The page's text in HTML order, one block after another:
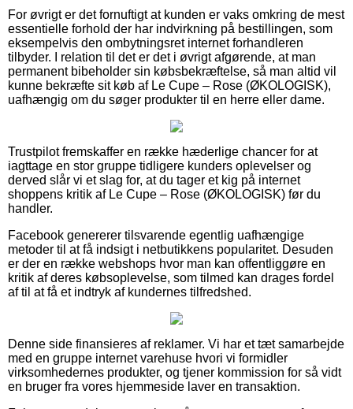
For øvrigt er det fornuftigt at kunden er vaks omkring de mest
essentielle forhold der har indvirkning på bestillingen, som
eksempelvis den ombytningsret internet forhandleren
tilbyder. I relation til det er det i øvrigt afgørende, at man
permanent bibeholder sin købsbekræftelse, så man altid vil
kunne bekræfte sit køb af Le Cupe – Rose (ØKOLOGISK),
uafhængig om du søger produkter til en herre eller dame.
Trustpilot fremskaffer en række hæderlige chancer for at
iagttage en stor gruppe tidligere kunders oplevelser og
derved slår vi et slag for, at du tager et kig på internet
shoppens kritik af Le Cupe – Rose (ØKOLOGISK) før du
handler.
Facebook genererer tilsvarende egentlig uafhængige
metoder til at få indsigt i netbutikkens popularitet. Desuden
er der en række webshops hvor man kan offentliggøre en
kritik af deres købsoplevelse, som tilmed kan drages fordel
af til at få et indtryk af kundernes tilfredshed.
Denne side finansieres af reklamer. Vi har et tæt samarbejde
med en gruppe internet varehuse hvori vi formidler
virksomhedernes produkter, og tjener kommission for så vidt
en bruger fra vores hjemmeside laver en transaktion.